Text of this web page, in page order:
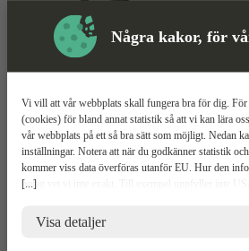
Några kakor, för
[...]
Vi vill att vår webbplats skall fungera bra för dig.
(cookies) för bland annat statistik så att vi kan lära
vår webbplats på ett så bra sätt som möjligt. Nedan
inställningar. Notera att när du godkänner statistik
kommer viss data överföras utanför EU. Hur den
bolag vet vi inte exakt. Till exempel uppfyller inte
risker för dina personuppgifter. De berörda bolagen
brottsbekämpande myndigheter i USA om de får en
Visa detaljer
Bandspännare Mer information
Maillis ST-ECO
Klarar 13–19 mm
Enkel att använda